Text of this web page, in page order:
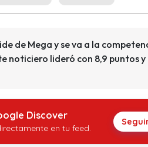
de Mega y se va a la
noticiero lideró con 8,9 puntos
Discover
en tu feed.